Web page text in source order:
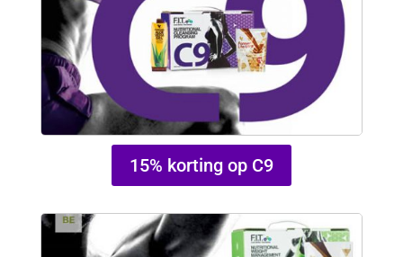
15% korting op C9